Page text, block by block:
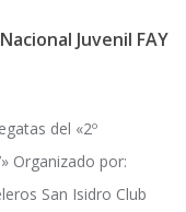
Juvenil FAY
del «2º
Organizado por:
San Isidro Club